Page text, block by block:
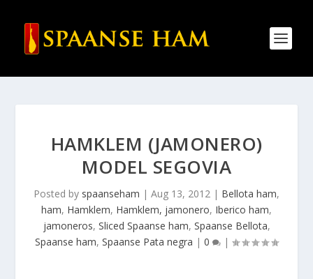
HAMKLEM (JAMONERO)
MODEL SEGOVIA
Posted by spaanseham | Aug 13, 2012 | Bellota ham,
ham, Hamklem, Hamklem, jamonero, Iberico ham,
jamoneros, Sliced Spaanse ham, Spaanse Bellota,
Spaanse ham, Spaanse Pata negra | 0 |